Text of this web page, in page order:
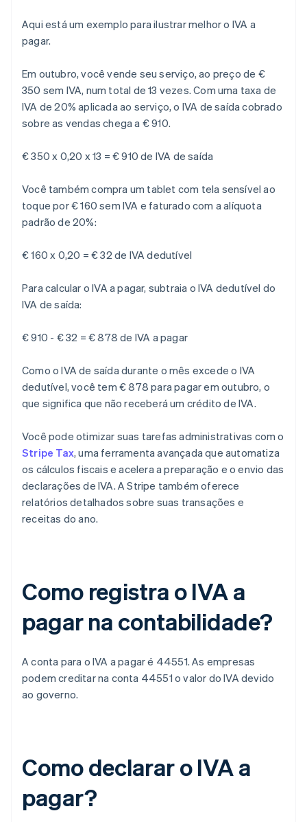
Aqui está um exemplo para ilustrar melhor o IVA a
pagar.
Em outubro, você vende seu serviço, ao preço de €
350 sem IVA, num total de 13 vezes. Com uma taxa de
IVA de 20% aplicada ao serviço, o IVA de saída cobrado
sobre as vendas chega a € 910.
€ 350 x 0,20 x 13 = € 910 de IVA de saída
Você também compra um tablet com tela sensível ao
toque por € 160 sem IVA e faturado com a alíquota
padrão de 20%:
€ 160 x 0,20 = € 32 de IVA dedutível
Para calcular o IVA a pagar, subtraia o IVA dedutível do
IVA de saída:
€ 910 - € 32 = € 878 de IVA a pagar
Como o IVA de saída durante o mês excede o IVA
dedutível, você tem € 878 para pagar em outubro, o
que significa que não receberá um crédito de IVA.
Você pode otimizar suas tarefas administrativas com o
Stripe Tax, uma ferramenta avançada que automatiza
os cálculos fiscais e acelera a preparação e o envio das
declarações de IVA. A Stripe também oferece
relatórios detalhados sobre suas transações e
receitas do ano.
Como registra o IVA a
pagar na contabilidade?
A conta para o IVA a pagar é 44551. As empresas
podem creditar na conta 44551 o valor do IVA devido
ao governo.
Como declarar o IVA a
pagar?